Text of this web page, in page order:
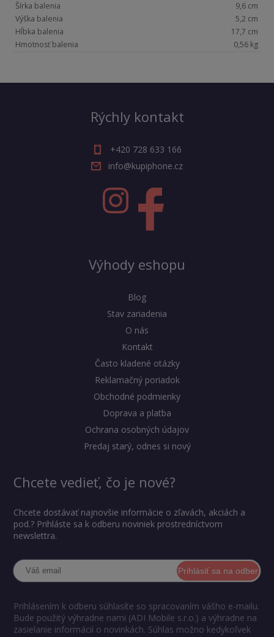
Šírka balenia
9,6 cm
Výška balenia
5,2 cm
Hĺbka balenia
17,7 cm
Hmotnosť balenia
0,56 kg
Rýchly kontakt
+420 728 633 166
info@kupiphone.cz
Výhody eshopu
Blog
Stav zariadenia
O nás
Kontakt
Často kladené otázky
Reklamačný poriadok
Obchodné podmienky
Doprava a platba
Ochrana osobných údajov
Predaj starý, odnes si nový
Chcete vedieť, čo je nové?
Chcete dostávať najnovšie informácie o zľavách, akciách a
pod.? Prihláste sa k odberu noviniek prostredníctvom
newslettra.
Prihlásiť sa na odber
Prihlásením k odberu súhlasíte so spracovaním vášho e-mailu.
Bude použitý výhradne nami (ADI Mobile s.r.o.) a výhradne na
zasielanie informácií o novinkách. Súhlas možno kedykoľvek